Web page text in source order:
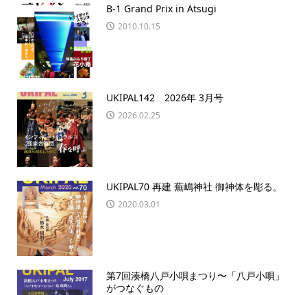
B-1 Grand Prix in Atsugi
2010.10.15
UKIPAL142 2026年 3月号
2026.02.25
UKIPAL70 再建 蕪嶋神社 御神体を彫る。
2020.03.01
第7回湊橋八戸小唄まつり〜「八戸小唄」
がつなぐもの